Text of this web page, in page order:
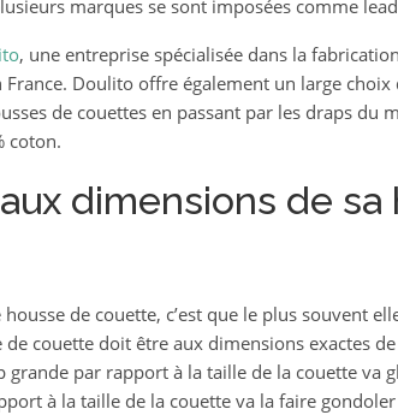
marques se sont imposées comme
, une entreprise spécialisée dans la
Doulito offre également un large choix
de couettes en passant par les draps du
coton.
dimensions de sa
de couette, c’est que le plus souvent
couette doit être aux dimensions exactes
par rapport à la taille de la couette va
à la taille de la couette va la faire